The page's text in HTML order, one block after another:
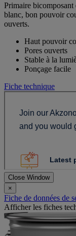
Primaire bicomposant
blanc, bon pouvoir
ouverts.
Haut pouvoir
Pores ouverts
Stable à la
Ponçage facile
Fiche technique
Close Window
×
Fiche de données de
Afficher les fiches